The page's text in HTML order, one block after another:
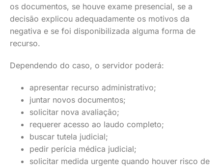
os documentos, se houve exame presencial, se a
decisão explicou adequadamente os motivos da
negativa e se foi disponibilizada alguma forma de
recurso.
Dependendo do caso, o servidor poderá:
apresentar recurso administrativo;
juntar novos documentos;
solicitar nova avaliação;
requerer acesso ao laudo completo;
buscar tutela judicial;
pedir perícia médica judicial;
solicitar medida urgente quando houver risco de